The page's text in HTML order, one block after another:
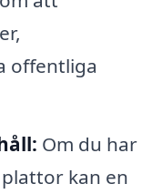
offentliga
Om du har
kan en